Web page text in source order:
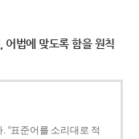
어법에 맞도록 함을 원칙
“표준어를 소리대로 적